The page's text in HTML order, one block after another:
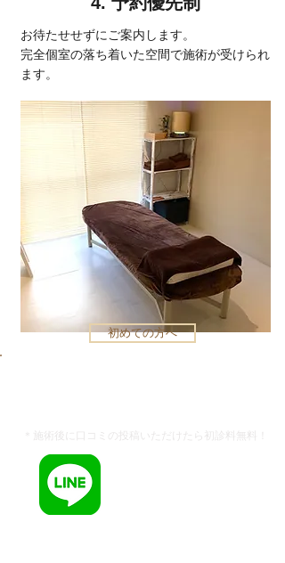
お待たせせずにご案内します。
完全個室の落ち着いた空間で施術が受けられ
ます。
初めての方へ
​＊施術後に口コミ​の投稿いただけたら初診料無料！